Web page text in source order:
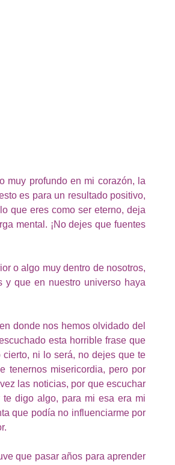
muy profundo en mi corazón, la
es para un resultado positivo,
que eres como ser eterno, deja
mental. ¡No dejes que fuentes
o algo muy dentro de nosotros,
y que en nuestro universo haya
donde nos hemos olvidado del
esta horrible frase que
ni lo será, no dejes que te
tenernos misericordia, pero por
las noticias, por que escuchar
digo algo, para mi esa era mi
que podía no influenciarme por
que pasar años para aprender